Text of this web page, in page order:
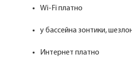
Wi-Fi платно
у бассейна зонтики,
Интернет платно